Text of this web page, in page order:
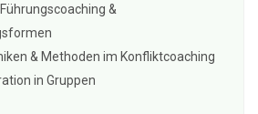
&
& Methoden im Konfliktcoaching
in Gruppen